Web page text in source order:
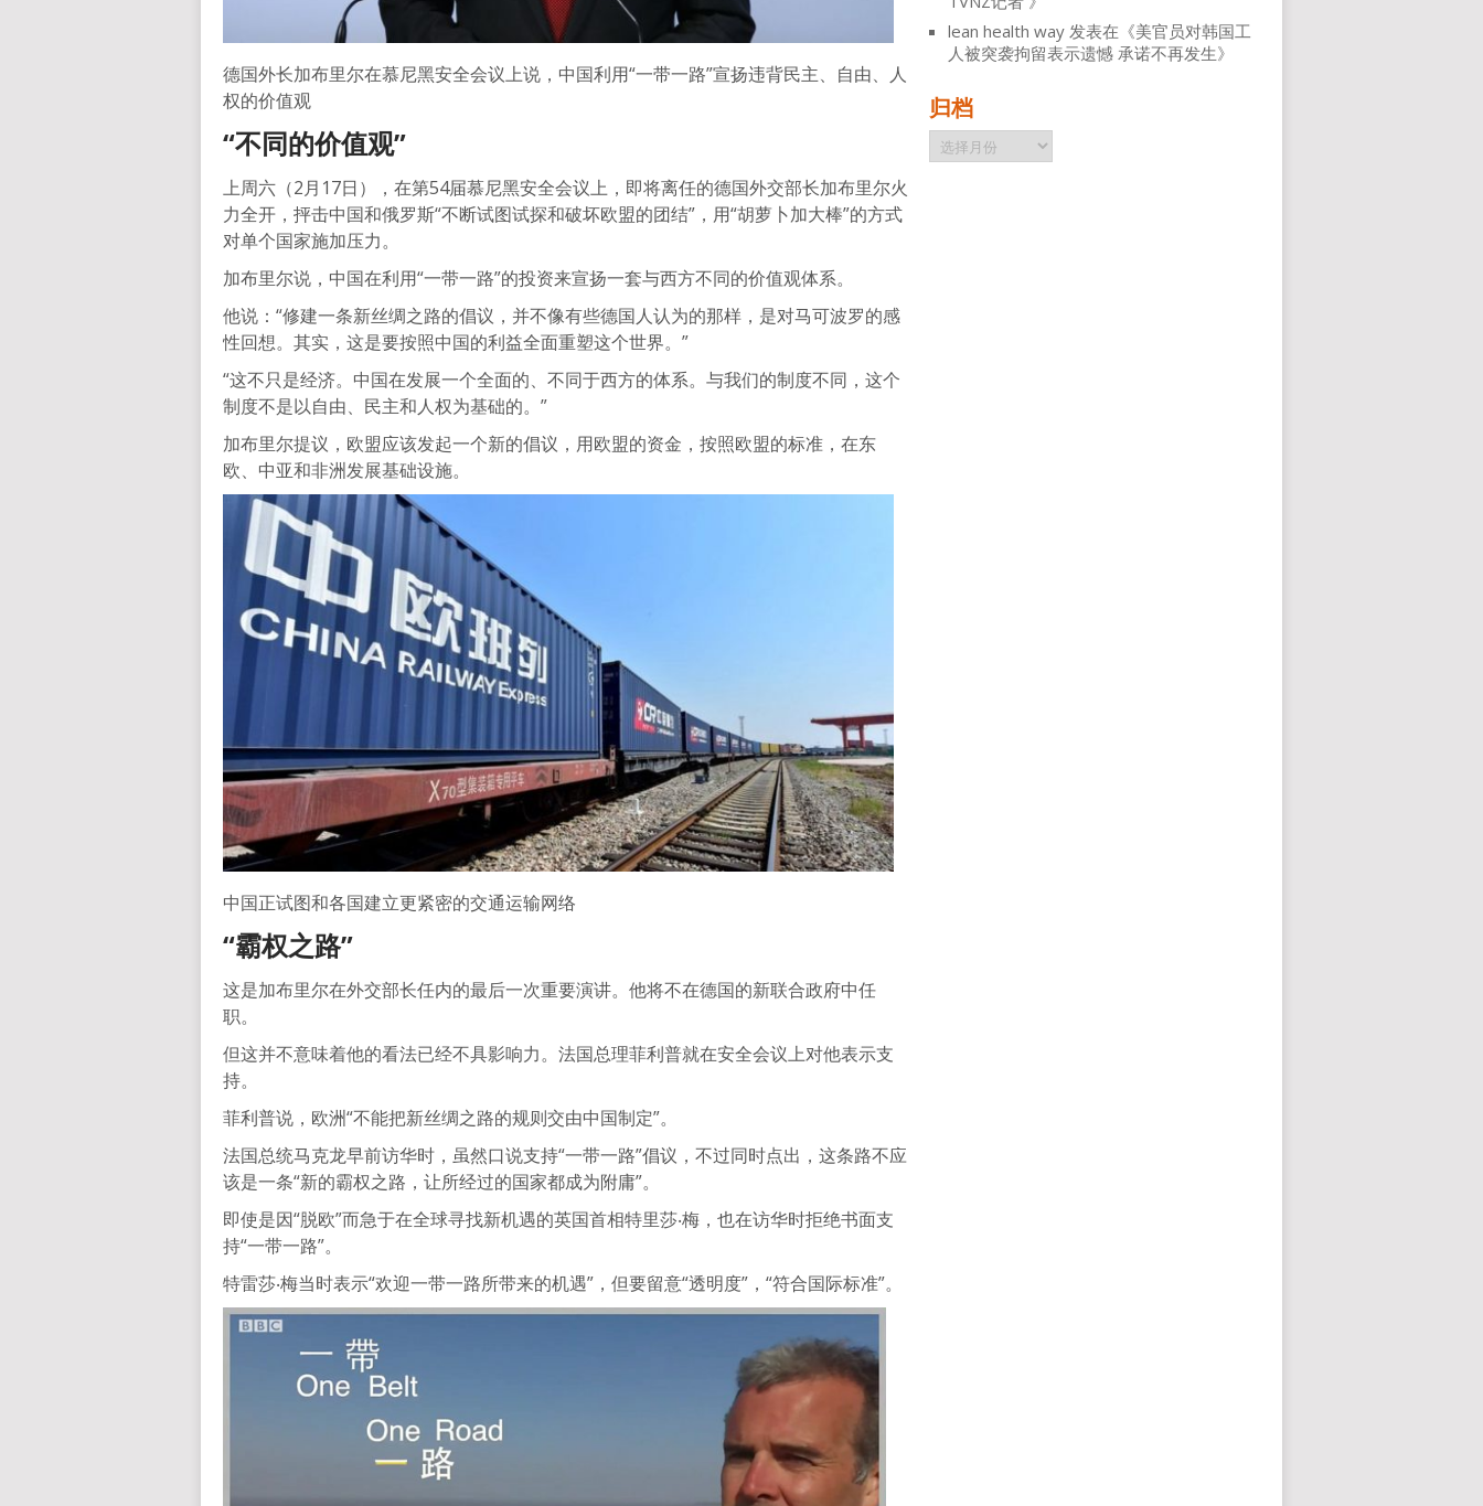
德国外长加布里尔在慕尼黑安全会议上说，中国利用“一带一路”宣扬违背民主、自由、人
权的价值观
“不同的价值观”
上周六（2月17日），在第54届慕尼黑安全会议上，即将离任的德国外交部长加布里尔火
力全开，抨击中国和俄罗斯“不断试图试探和破坏欧盟的团结”，用“胡萝卜加大棒”的方式
对单个国家施加压力。
加布里尔说，中国在利用“一带一路”的投资来宣扬一套与西方不同的价值观体系。
他说：“修建一条新丝绸之路的倡议，并不像有些德国人认为的那样，是对马可波罗的感
性回想。其实，这是要按照中国的利益全面重塑这个世界。”
“这不只是经济。中国在发展一个全面的、不同于西方的体系。与我们的制度不同，这个
制度不是以自由、民主和人权为基础的。”
加布里尔提议，欧盟应该发起一个新的倡议，用欧盟的资金，按照欧盟的标准，在东
欧、中亚和非洲发展基础设施。
中国正试图和各国建立更紧密的交通运输网络
“霸权之路”
这是加布里尔在外交部长任内的最后一次重要演讲。他将不在德国的新联合政府中任
职。
但这并不意味着他的看法已经不具影响力。法国总理菲利普就在安全会议上对他表示支
持。
菲利普说，欧洲“不能把新丝绸之路的规则交由中国制定”。
法国总统马克龙早前访华时，虽然口说支持“一带一路”倡议，不过同时点出，这条路不应
该是一条“新的霸权之路，让所经过的国家都成为附庸”。
即使是因“脱欧”而急于在全球寻找新机遇的英国首相特里莎‧梅，也在访华时拒绝书面支
持“一带一路”。
特雷莎‧梅当时表示“欢迎一带一路所带来的机遇”，但要留意“透明度”，“符合国际标准”。
lean health way 发表在《美官员对韩国工
人被突袭拘留表示遗憾 承诺不再发生》
归档
归
档